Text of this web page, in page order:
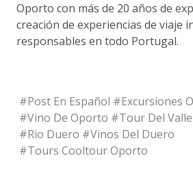
Oporto con más de 20 años de
creación de experiencias de viaje
responsables en todo Portugal.
#Post En Español #Excursiones
#Vino De Oporto #Tour Del
#Rio Duero #Vinos Del Duero
#Tours Cooltour Oporto